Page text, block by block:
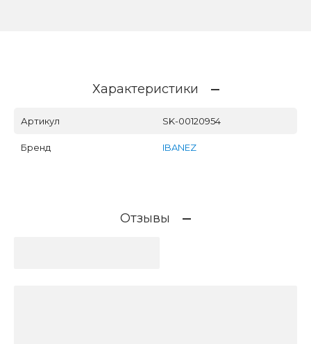
Характеристики
Артикул SK-00120954
Бренд IBANEZ
Отзывы